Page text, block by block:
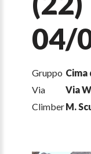
04/
Gruppo Cima
Via
Via
ClimberM.